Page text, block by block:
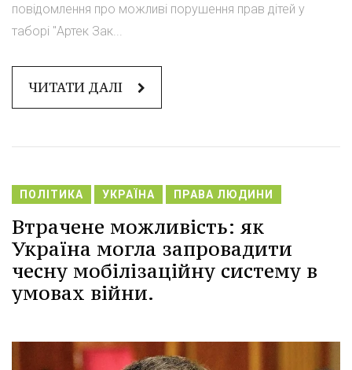
повідомлення про можливі порушення прав дітей у
таборі "Артек Зак...
ЧИТАТИ ДАЛІ
ПОЛІТИКА УКРАЇНА ПРАВА ЛЮДИНИ
Втрачене можливість: як
Україна могла запровадити
чесну мобілізаційну систему в
умовах війни.